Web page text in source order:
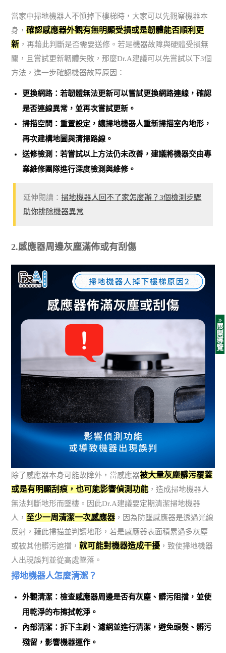
當家中掃地機器人不慎掉下樓梯時，大家可以先觀察機器本
身，確認感應器外觀有無明顯受損或是韌體能否順利更
新 ，再藉此判斷是否需要送修。若是機器故障與硬體受損無
關，且嘗試更新韌體失敗，那麼Dr.A建議可以先嘗試以下3個
方法，進一步確認機器故障原因：
更換網路：若韌體無法更新可以嘗試更換網路連線，確認
是否連線異常，並再次嘗試更新。
掃描空間：重置設定，讓掃地機器人重新掃描室內地形，
再次建構地圖與清掃路線。
送修檢測：若嘗試以上方法仍未改善，建議將機器交由專
業維修團隊進行深度檢測與維修。
延伸閱讀：掃地機器人回不了家怎麼辦？3個檢測步驟
助你排除機器異常
2.感應器周邊灰塵滿佈或有刮傷
除了感應器本身可能故障外，當感應器被大量灰塵髒污覆蓋
或是有明顯刮痕，也可能影響偵測功能 ，造成掃地機器人
無法判斷地形而墜樓。因此Dr.A建議要定期清潔掃地機器
人， 至少一周清潔一次感應器 ，因為防墜感應器是透過光線
反射，藉此掃描並判讀地形，若是感應器表面積累過多灰塵
或被其他髒污遮擋，就可能對機器造成干擾 ，致使掃地機器
人出現誤判並從高處墜落。
掃地機器人怎麼清潔？
外觀清潔：檢查感應器周邊是否有灰塵、髒污阻擋，並使
用乾淨的布擦拭乾淨。
內部清潔：拆下主刷、濾網並進行清潔，避免頭髮、髒污
殘留，影響機器運作。
展
開
導
覽